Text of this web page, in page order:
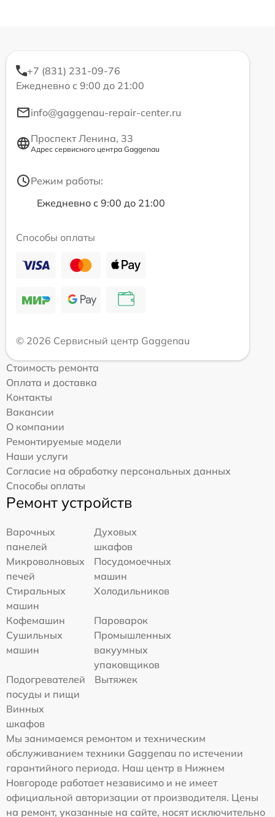
+7 (831) 231-09-76
Ежедневно с 9:00 до 21:00
info@gaggenau-repair-center.ru
Проспект Ленина, 33
Адрес сервисного центра Gaggenau
Режим работы:
Ежедневно с 9:00 до 21:00
Способы оплаты
© 2026 Сервисный центр Gaggenau
Стоимость ремонта
Оплата и доставка
Контакты
Вакансии
О компании
Ремонтируемые модели
Наши услуги
Согласие на обработку персональных данных
Способы оплаты
Ремонт устройств
Варочных
панелей
Духовых
шкафов
Микроволновых
печей
Посудомоечных
машин
Стиральных
машин
Холодильников
Кофемашин
Пароварок
Сушильных
машин
Промышленных
вакуумных
упаковщиков
Подогревателей
посуды и пищи
Вытяжек
Винных
шкафов
Мы занимаемся ремонтом и техническим
обслуживанием техники Gaggenau по истечении
гарантийного периода. Наш центр в Нижнем
Новгороде работает независимо и не имеет
официальной авторизации от производителя. Цены
на ремонт, указанные на сайте, носят исключительно